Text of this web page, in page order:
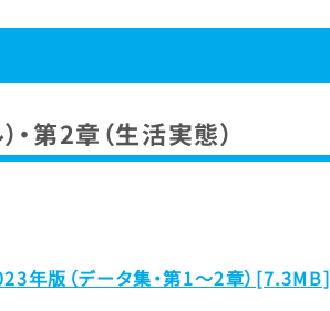
第2章（生活実態）
年版（データ集・第1～2章）[7.3MB]